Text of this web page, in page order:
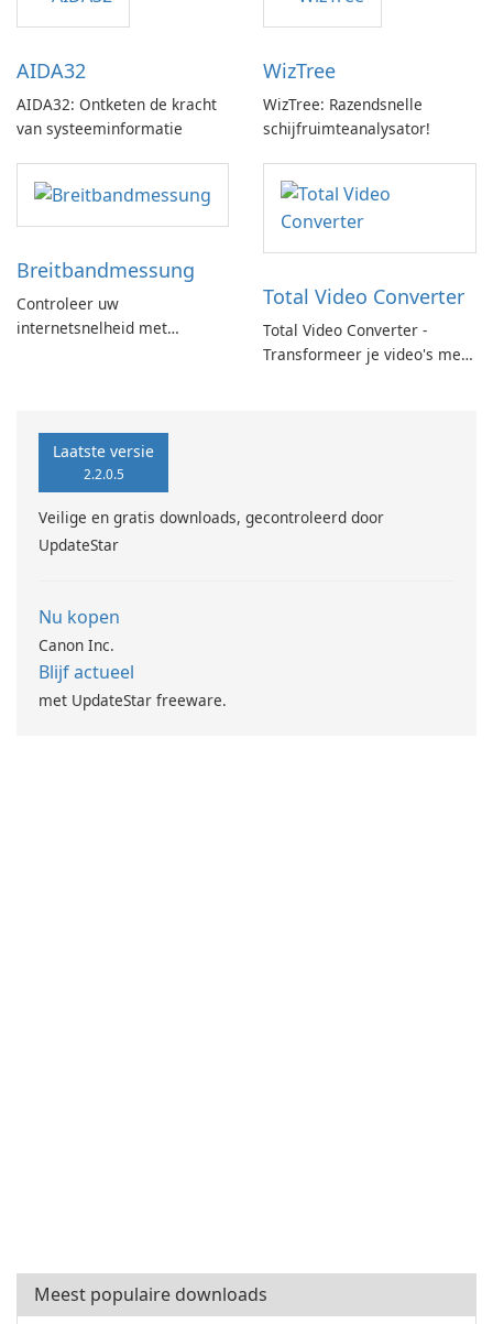
AIDA32
AIDA32: Ontketen de kracht
van systeeminformatie
WizTree
WizTree: Razendsnelle
schijfruimteanalysator!
Breitbandmessung
Controleer uw
internetsnelheid met
Total Video Converter
Total Video Converter -
Transformeer je video's met
Laatste versie
2.2.0.5
Veilige en gratis downloads, gecontroleerd door
UpdateStar
Nu kopen
Canon Inc.
Blijf actueel
met UpdateStar freeware.
Meest populaire downloads